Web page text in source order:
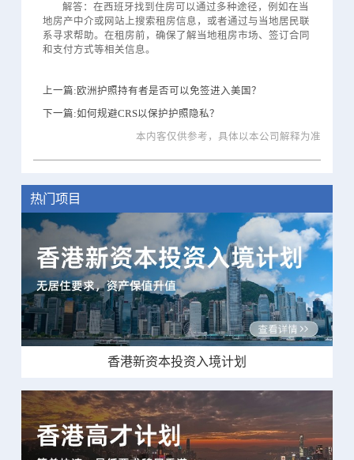
解答：在西班牙找到住房可以通过多种途径，例如在当
地房产中介或网站上搜索租房信息，或者通过与当地居民联
系寻求帮助。在租房前，确保了解当地租房市场、签订合同
和支付方式等相关信息。
上一篇:欧洲护照持有者是否可以免签进入美国？
下一篇:如何规避CRS以保护护照隐私？
本内客仅供参考，具体以本公司解释为准
热门项目
香港新资本投资入境计划